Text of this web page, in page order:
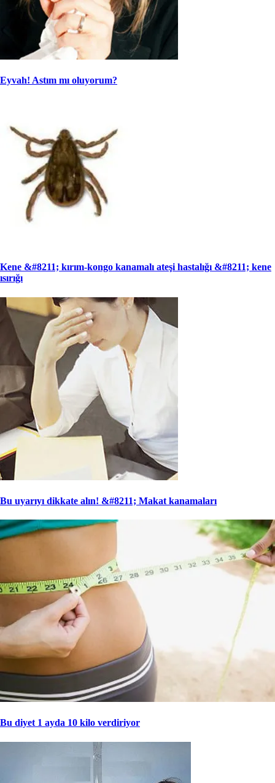
Eyvah! Astım mı oluyorum?
Kene &#8211; kırım-kongo kanamalı ateşi hastalığı &#8211; kene
ısırığı
Bu uyarıyı dikkate alın! &#8211; Makat kanamaları
Bu diyet 1 ayda 10 kilo verdiriyor